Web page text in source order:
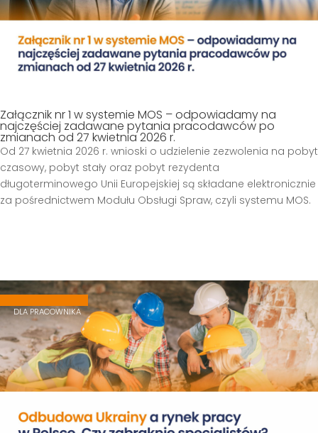
Załącznik nr 1 w systemie MOS – odpowiadamy na
najczęściej zadawane pytania pracodawców po
zmianach od 27 kwietnia 2026 r.
Od 27 kwietnia 2026 r. wnioski o udzielenie zezwolenia na pobyt
czasowy, pobyt stały oraz pobyt rezydenta
długoterminowego Unii Europejskiej są składane elektronicznie
za pośrednictwem Modułu Obsługi Spraw, czyli systemu MOS.
,,
DLA PRACOWNIKA